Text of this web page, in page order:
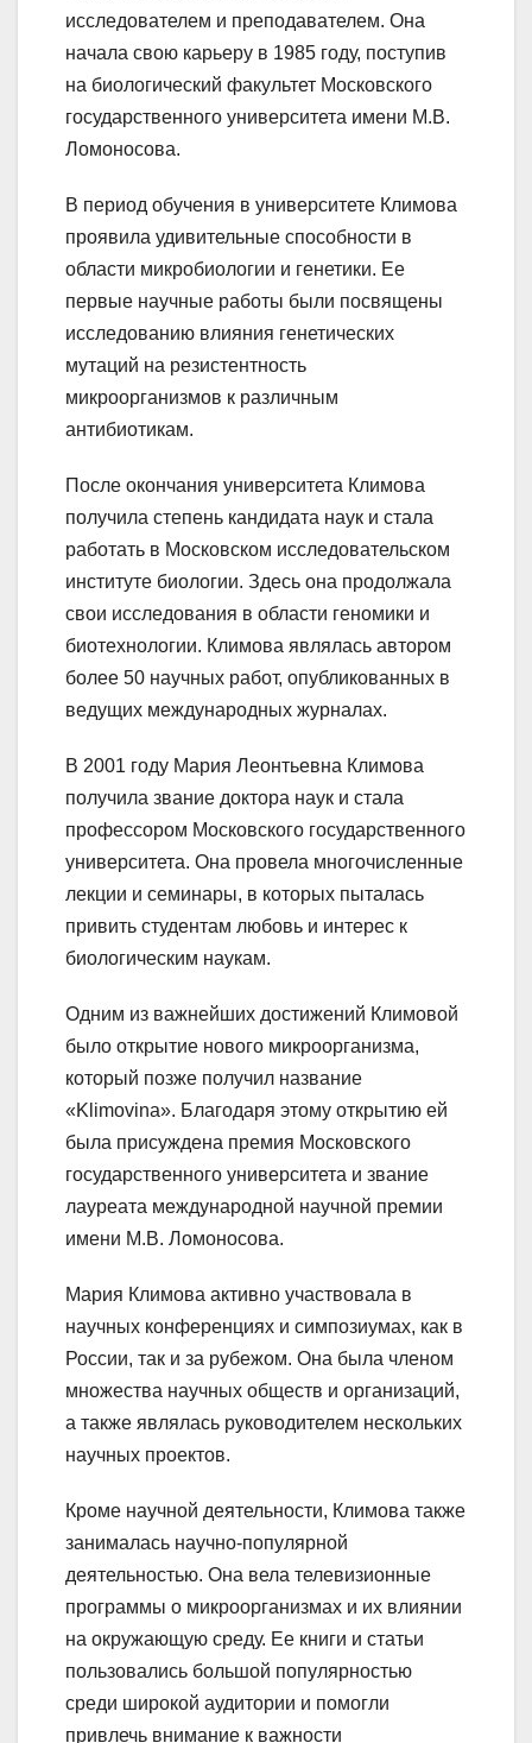
исследователем и преподавателем. Она
начала свою карьеру в 1985 году, поступив
на биологический факультет Московского
государственного университета имени М.В.
Ломоносова.
В период обучения в университете Климова
проявила удивительные способности в
области микробиологии и генетики. Ее
первые научные работы были посвящены
исследованию влияния генетических
мутаций на резистентность
микроорганизмов к различным
антибиотикам.
После окончания университета Климова
получила степень кандидата наук и стала
работать в Московском исследовательском
институте биологии. Здесь она продолжала
свои исследования в области геномики и
биотехнологии. Климова являлась автором
более 50 научных работ, опубликованных в
ведущих международных журналах.
В 2001 году Мария Леонтьевна Климова
получила звание доктора наук и стала
профессором Московского государственного
университета. Она провела многочисленные
лекции и семинары, в которых пыталась
привить студентам любовь и интерес к
биологическим наукам.
Одним из важнейших достижений Климовой
было открытие нового микроорганизма,
который позже получил название
«Klimovina». Благодаря этому открытию ей
была присуждена премия Московского
государственного университета и звание
лауреата международной научной премии
имени М.В. Ломоносова.
Мария Климова активно участвовала в
научных конференциях и симпозиумах, как в
России, так и за рубежом. Она была членом
множества научных обществ и организаций,
а также являлась руководителем нескольких
научных проектов.
Кроме научной деятельности, Климова также
занималась научно-популярной
деятельностью. Она вела телевизионные
программы о микроорганизмах и их влиянии
на окружающую среду. Ее книги и статьи
пользовались большой популярностью
среди широкой аудитории и помогли
привлечь внимание к важности